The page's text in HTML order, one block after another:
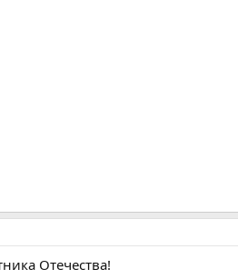
Отечества!